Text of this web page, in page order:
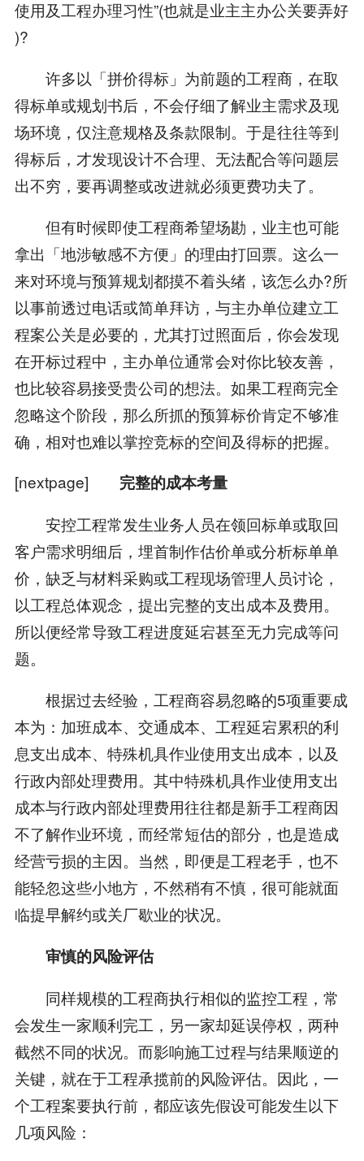
使用及工程办理习性”(也就是业主主办公关要弄好
)?
许多以「拼价得标」为前题的工程商，在取
得标单或规划书后，不会仔细了解业主需求及现
场环境，仅注意规格及条款限制。于是往往等到
得标后，才发现设计不合理、无法配合等问题层
出不穷，要再调整或改进就必须更费功夫了。
但有时候即使工程商希望场勘，业主也可能
拿出「地涉敏感不方便」的理由打回票。这么一
来对环境与预算规划都摸不着头绪，该怎么办?所
以事前透过电话或简单拜访，与主办单位建立工
程案公关是必要的，尤其打过照面后，你会发现
在开标过程中，主办单位通常会对你比较友善，
也比较容易接受贵公司的想法。如果工程商完全
忽略这个阶段，那么所抓的预算标价肯定不够准
确，相对也难以掌控竞标的空间及得标的把握。
[nextpage] 完整的成本考量
安控工程常发生业务人员在领回标单或取回
客户需求明细后，埋首制作估价单或分析标单单
价，缺乏与材料采购或工程现场管理人员讨论，
以工程总体观念，提出完整的支出成本及费用。
所以便经常导致工程进度延宕甚至无力完成等问
题。
根据过去经验，工程商容易忽略的5项重要成
本为：加班成本、交通成本、工程延宕累积的利
息支出成本、特殊机具作业使用支出成本，以及
行政内部处理费用。其中特殊机具作业使用支出
成本与行政内部处理费用往往都是新手工程商因
不了解作业环境，而经常短估的部分，也是造成
经营亏损的主因。当然，即便是工程老手，也不
能轻忽这些小地方，不然稍有不慎，很可能就面
临提早解约或关厂歇业的状况。
审慎的风险评估
同样规模的工程商执行相似的监控工程，常
会发生一家顺利完工，另一家却延误停权，两种
截然不同的状况。而影响施工过程与结果顺逆的
关键，就在于工程承揽前的风险评估。因此，一
个工程案要执行前，都应该先假设可能发生以下
几项风险：